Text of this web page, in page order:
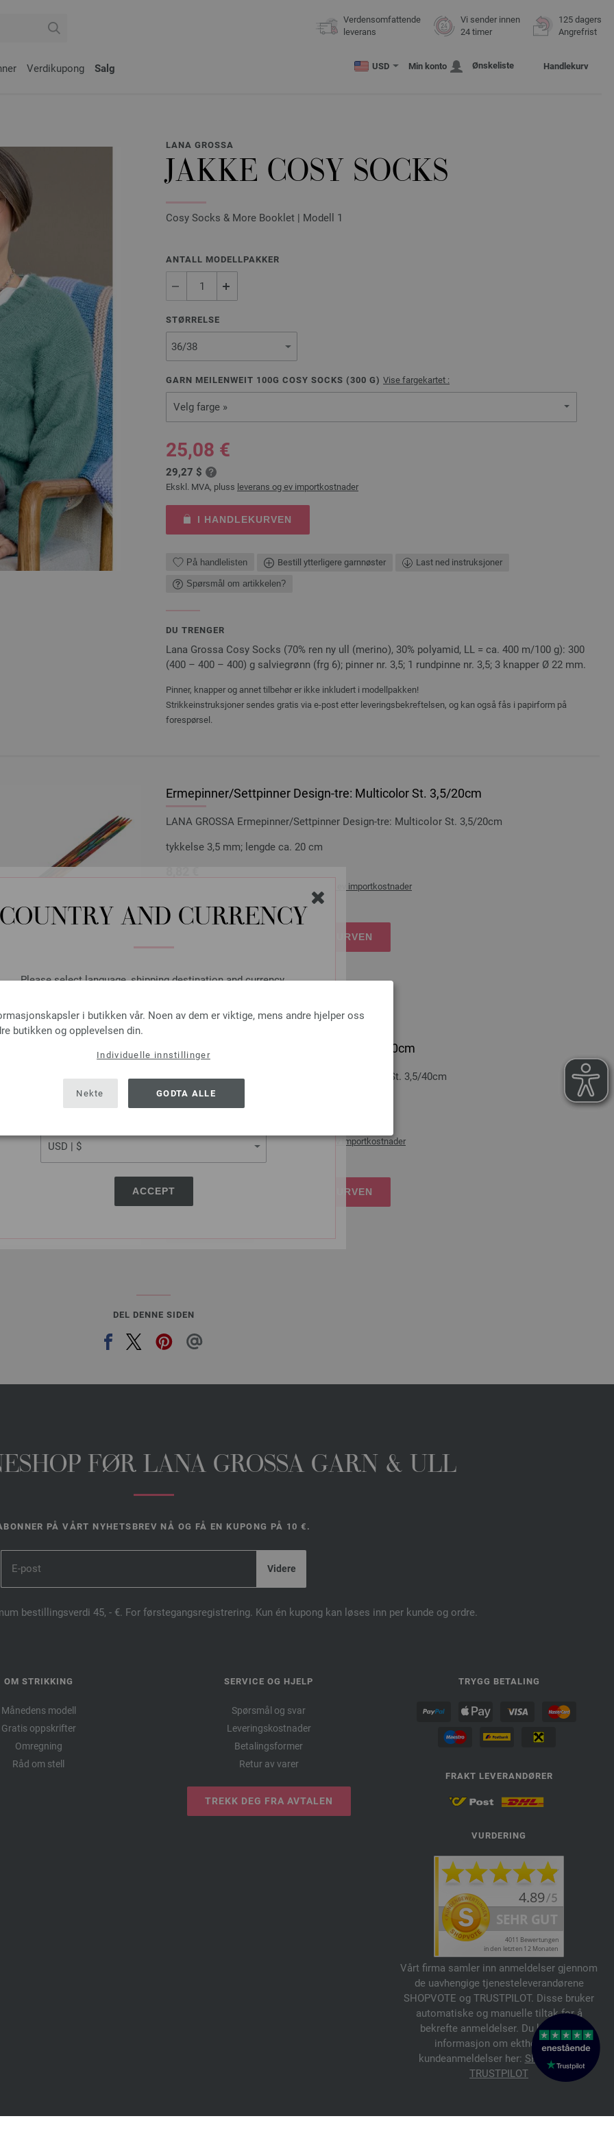
COUNTRY AND CURRENCY
Please select language, shipping destination and currency.
SHIPPING TO
USA - The United States of America
ACCEPT
i butikken vår. Noen av dem er viktige, mens andre hjelper oss
butikken og opplevelsen din.
Individuelle innstillinger
Nekte GODTA ALLE
Verdensomfattende
leverans
Vi sender innen
24 timer
125 dagers
Angrefrist
Verdikupong Salg USD Min konto Ønskeliste Handlekurv
LANA GROSSA
JAKKE COSY SOCKS
Cosy Socks & More Booklet | Modell 1
ANTALL MODELLPAKKER
STØRRELSE
GARN MEILENWEIT 100G COSY SOCKS (300 G) Vise fargekartet :
Velg farge »
25,08 €
29,27 $
Ekskl. MVA, pluss leverans og ev importkostnader
I HANDLEKURVEN
På handlelisten Bestill ytterligere garnnøster Last ned instruksjoner
Spørsmål om artikkelen?
DU TRENGER
Lana Grossa Cosy Socks (70% ren ny ull (merino), 30% polyamid, LL = ca. 400 m/100 g): 300
(400 – 400 – 400) g salviegrønn (frg 6); pinner nr. 3,5; 1 rundpinne nr. 3,5; 3 knapper Ø 22 mm.
Pinner, knapper og annet tilbehør er ikke inkludert i modellpakken!
Strikkeinstruksjoner sendes gratis via e-post etter leveringsbekreftelsen, og kan også fås i papirform på
forespørsel.
Ermepinner/Settpinner Design-tre: Multicolor St. 3,5/20cm
LANA GROSSA Ermepinner/Settpinner Design-tre: Multicolor St. 3,5/20cm
tykkelse 3,5 mm; lengde ca. 20 cm
leverans og ev importkostnader
ANTALL
I HANDLEKURVEN
På handlelisten
Rundpinne Design-tre: Multicolor St. 3,5/40cm
LANA GROSSA Rundpinne Design-tre: Multicolor St. 3,5/40cm
8,33 $ Ekskl. MVA, plussleverans og ev importkostnader
I HANDLEKURVEN
DEL DENNE SIDEN
FØR LANA GROSSA GARN & ULL
PÅ VÅRT NYHETSBREV NÅ OG FÅ EN KUPONG PÅ 10 €.
bestillingsverdi 45, - €. For førstegangsregistrering. Kun én kupong kan løses inn per kunde og ordre.
OM STRIKKING
Månedens modell
Gratis oppskrifter
Omregning
Råd om stell
SERVICE OG HJELP
Spørsmål og svar
Leveringskostnader
Betalingsformer
Retur av varer
TREKK DEG FRA AVTALEN
TRYGG BETALING
FRAKT LEVERANDØRER
VURDERING
Vårt firma samler inn anmeldelser gjennom
de uavhengige tjenesteleverandørene
SHOPVOTE og TRUSTPILOT. Disse bruker
automatiske og manuelle tiltak for å
bekrefte anmeldelser. Du kan finne
informasjon om ektheten av
kundeanmeldelser her: SHOPVOTE
TRUSTPILOT